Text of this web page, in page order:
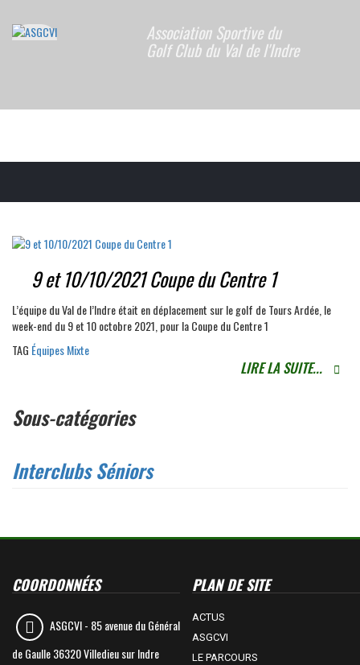
Association Sportive du
Golf Club du Val de l'Indre
9 et 10/10/2021 Coupe du Centre 1
L’équipe du Val de l’Indre était en déplacement sur le golf de Tours Ardée, le
week-end du 9 et 10 octobre 2021, pour la Coupe du Centre 1
TAG Équipes Mixte
LIRE LA SUITE...
Sous-catégories
Interclubs Séniors
COORDONNÉES
ASGCVI - 85 avenue du Général
de Gaulle 36320 Villedieu sur Indre
PLAN DE SITE
ACTUS
ASGCVI
LE PARCOURS